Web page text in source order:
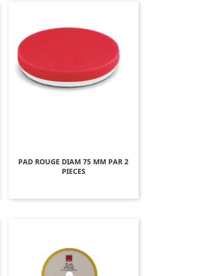
PAD ROUGE DIAM 75 MM PAR 2
PIECES